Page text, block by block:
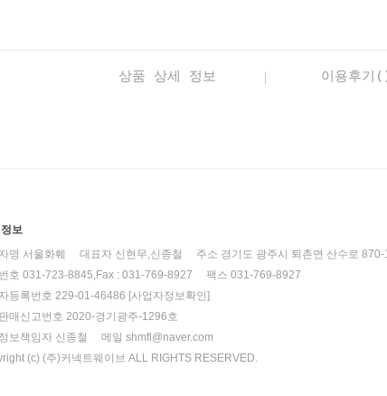
상품 상세 정보 이용후기
보
명 서울화훼 대표자 신현무,신종철
주소 경기도 광주시 퇴촌면 산수로
호 031-723-8845,Fax : 031-769-8927
팩스 031-769-8927
등록번호 229-01-46486 [사업자정보확인]
매신고번호 2020-경기광주-1296호
보책임자 신종철
메일 shmfl@naver.com
(c) (주)커넥트웨이브 ALL RIGHTS RESERVED.